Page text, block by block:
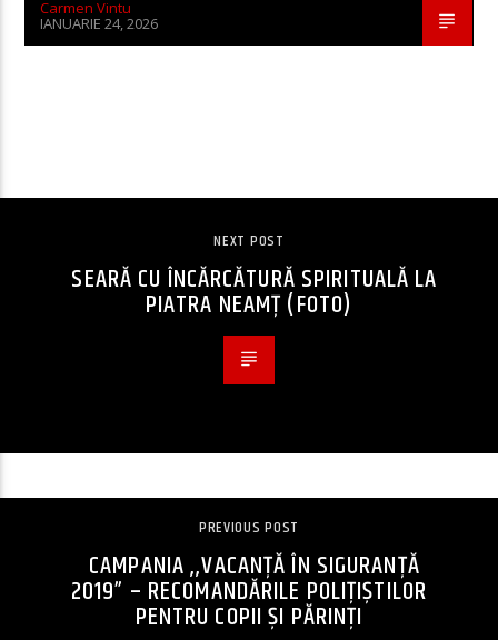
Carmen Vintu
IANUARIE 24, 2026
NEXT POST
SEARĂ CU ÎNCĂRCĂTURĂ SPIRITUALĂ LA
PIATRA NEAMȚ (FOTO)
PREVIOUS POST
CAMPANIA ,,VACANŢĂ ÎN SIGURANŢĂ
2019” – RECOMANDĂRILE POLIŢIŞTILOR
PENTRU COPII ŞI PĂRINŢI